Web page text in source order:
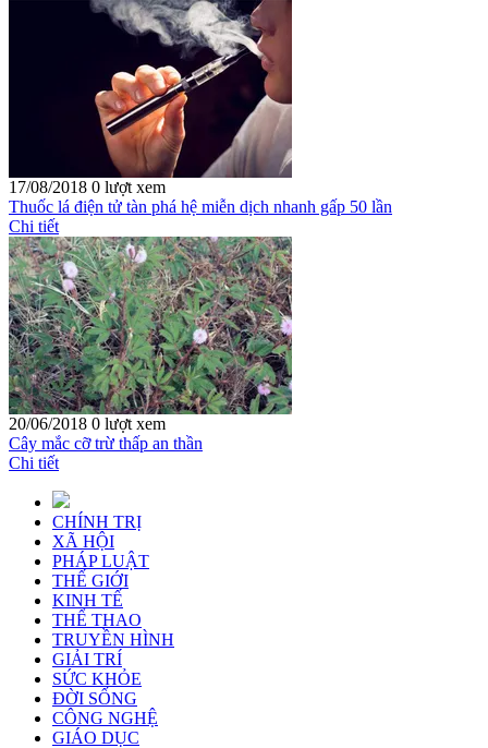
17/08/2018 0 lượt xem
Thuốc lá điện tử tàn phá hệ miễn dịch nhanh gấp 50 lần
Chi tiết
20/06/2018 0 lượt xem
Cây mắc cỡ trừ thấp an thần
Chi tiết
CHÍNH TRỊ
XÃ HỘI
PHÁP LUẬT
THẾ GIỚI
KINH TẾ
THỂ THAO
TRUYỀN HÌNH
GIẢI TRÍ
SỨC KHỎE
ĐỜI SỐNG
CÔNG NGHỆ
GIÁO DỤC